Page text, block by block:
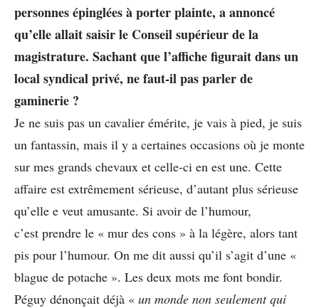
personnes épinglées à porter plainte, a annoncé
qu’elle allait saisir le Conseil supérieur de la
magistrature. Sachant que l’affiche figurait dans un
local syndical privé, ne faut-il pas parler de
gaminerie ?
Je ne suis pas un cavalier émérite, je vais à pied, je suis
un fantassin, mais il y a certaines occasions où je monte
sur mes grands chevaux et celle-ci en est une. Cette
affaire est extrêmement sérieuse, d’autant plus sérieuse
qu’elle e veut amusante. Si avoir de l’humour,
c’est prendre le « mur des cons » à la légère, alors tant
pis pour l’humour. On me dit aussi qu’il s’agit d’une «
blague de potache ». Les deux mots me font bondir.
Péguy dénonçait déjà « un monde non seulement qui